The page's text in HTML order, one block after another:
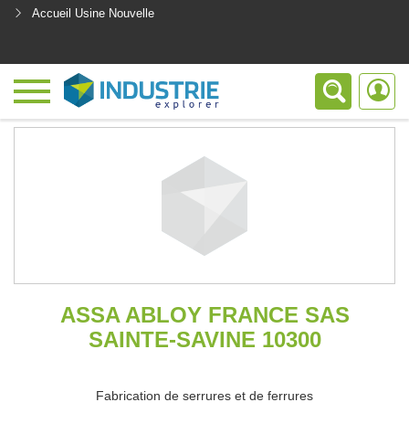
Accueil Usine Nouvelle
ASSA ABLOY FRANCE SAS
SAINTE-SAVINE 10300
Fabrication de serrures et de ferrures